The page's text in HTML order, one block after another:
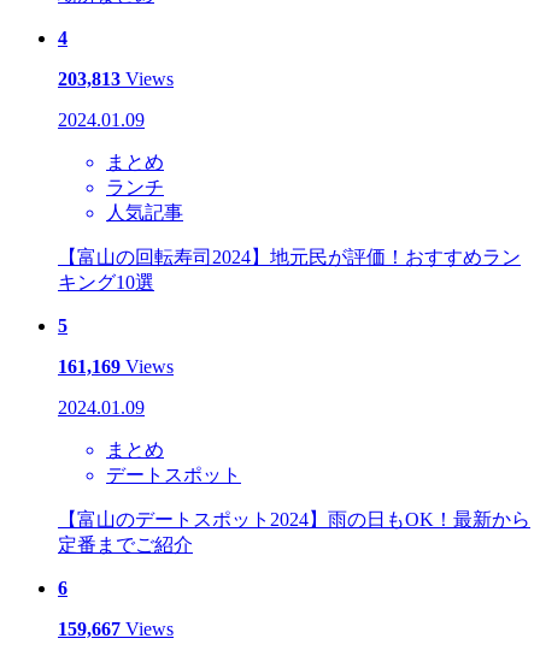
4
203,813 Views
2024.01.09
まとめ
ランチ
人気記事
【富山の回転寿司2024】地元民が評価！おすすめラン
キング10選
5
161,169 Views
2024.01.09
まとめ
デートスポット
【富山のデートスポット2024】雨の日もOK！最新から
定番までご紹介
6
159,667 Views